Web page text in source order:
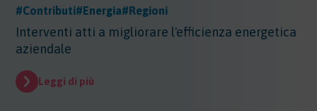
#Contributi#Energia#Regioni
Interventi atti a migliorare l'efficienza energetica
aziendale
Leggi di più